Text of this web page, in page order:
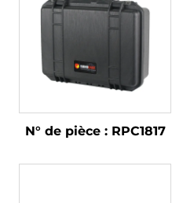
N° de pièce : RPC1817